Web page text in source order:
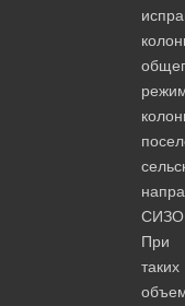
При
таких